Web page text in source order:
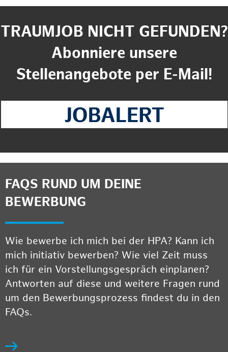
TRAUMJOB NICHT GEFUNDEN?
Abonniere unsere
Stellenangebote per E-Mail!
FAQS RUND UM DEINE
BEWERBUNG
Wie bewerbe ich mich bei der HPA? Kann ich
mich initiativ bewerben? Wie viel Zeit muss
ich für ein Vorstellungsgespräch einplanen?
Antworten auf diese und weitere Fragen rund
um den Bewerbungsprozess findest du in den
FAQs.